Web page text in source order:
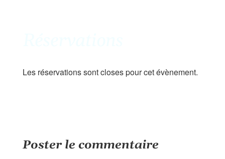
Les réservations sont closes pour cet évènement.
Poster le commentaire